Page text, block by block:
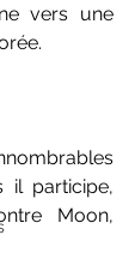
vers une
il participe,
Moon,